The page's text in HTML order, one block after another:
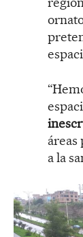
áreas
a la